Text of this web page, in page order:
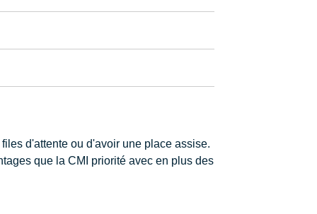
d'attente ou d'avoir une place assise.
que la CMI priorité avec en plus des